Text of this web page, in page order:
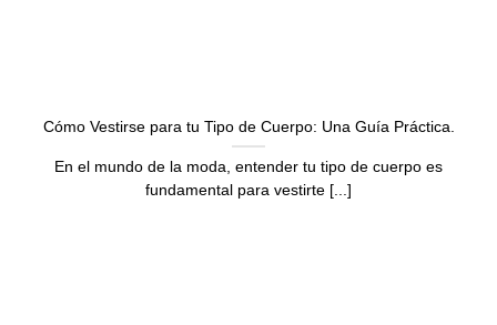
Cómo Vestirse para tu Tipo de Cuerpo: Una Guía Práctica.
En el mundo de la moda, entender tu tipo de cuerpo es
fundamental para vestirte [...]